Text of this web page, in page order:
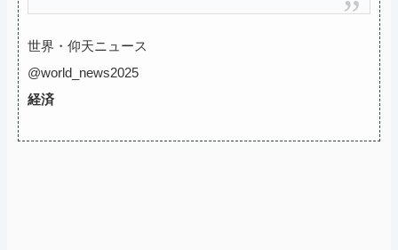
世界・仰天ニュース
@world_news2025
経済